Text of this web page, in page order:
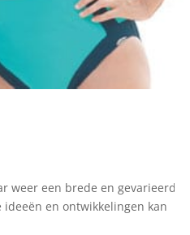
weer een brede en gevarieerde
en ontwikkelingen kan